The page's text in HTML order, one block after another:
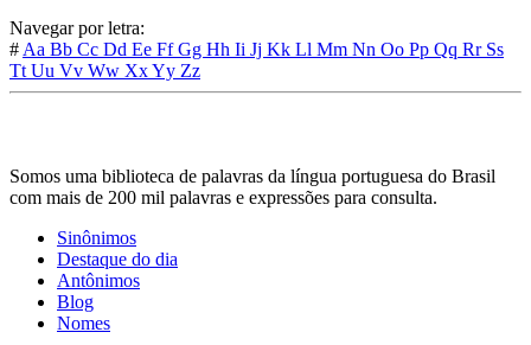
Navegar por letra:
#Aa Bb Cc Dd Ee FfGg Hh Ii Jj Kk Ll Mm Nn Oo Pp Qq Rr Ss
TtUu Vv Ww XxYy Zz
Somos uma biblioteca de palavras da língua portuguesa do Brasil
com mais de 200 mil palavras e expressões para consulta.
Sinônimos
Destaque do dia
Antônimos
Blog
Nomes